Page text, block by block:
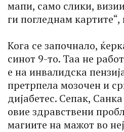
мапи, само слики,
ги погледнам
Кога се започнало,
синот 9-то. Таа не
е на инвалидска
претрпела мозочен и
дијабетес. Сепак,
овие здравствени
магиите на мажот во